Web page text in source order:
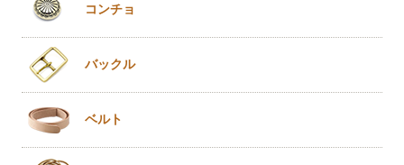
コンチョ
バックル
ベルト